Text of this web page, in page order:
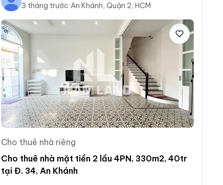
3 tháng trước·An Khánh, Quận 2, HCM
Cho thuê nhà riêng
Cho thuê nhà mặt tiền 2 lầu 4PN, 330m2, 40tr
tại Đ. 34, An Khánh